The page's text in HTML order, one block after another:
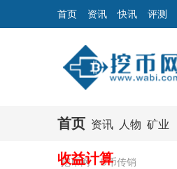
首页 资讯 快讯 评测
首页 资讯 人物 矿业
收益计算
挖币网 U币传销